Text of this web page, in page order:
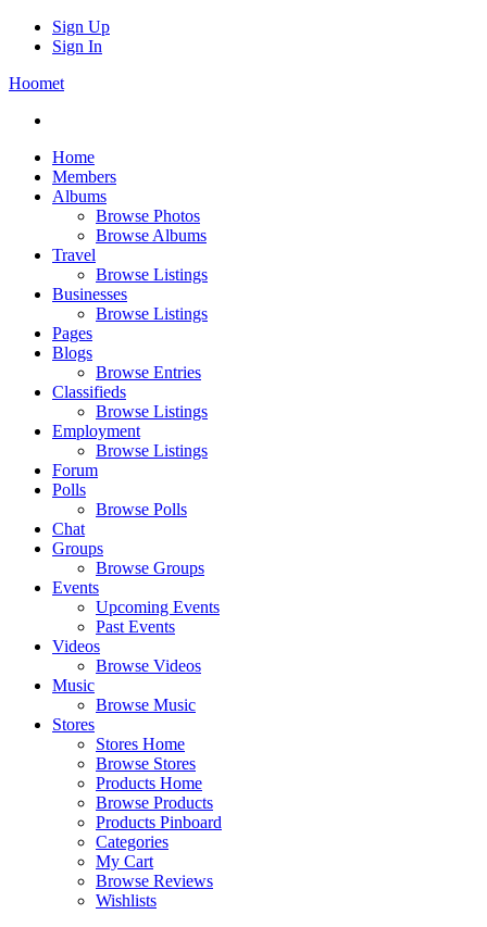
Sign Up
Sign In
Hoomet
Home
Members
Albums
Browse Photos
Browse Albums
Travel
Browse Listings
Businesses
Browse Listings
Pages
Blogs
Browse Entries
Classifieds
Browse Listings
Employment
Browse Listings
Forum
Polls
Browse Polls
Chat
Groups
Browse Groups
Events
Upcoming Events
Past Events
Videos
Browse Videos
Music
Browse Music
Stores
Stores Home
Browse Stores
Products Home
Browse Products
Products Pinboard
Categories
My Cart
Browse Reviews
Wishlists